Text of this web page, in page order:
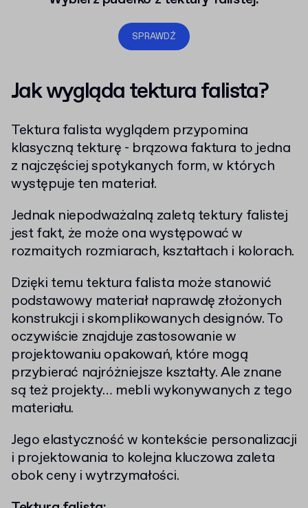
SPRAWDŹ
Jak wygląda tektura falista?
Tektura falista wyglądem przypomina
klasyczną tekturę - brązowa faktura to jedna
z najczęściej spotykanych form, w których
występuje ten materiał.
Jednak niepodważalną zaletą tektury falistej
jest fakt, że może ona występować w
rozmaitych rozmiarach, kształtach i kolorach.
Dzięki temu tektura falista może stanowić
podstawowy materiał naprawdę złożonych
konstrukcji i skomplikowanych designów. To
oczywiście znajduje zastosowanie w
projektowaniu opakowań, które mogą
przybierać najróżniejsze kształty. Ale znane
są też projekty… mebli wykonywanych z tego
materiału.
Jego elastyczność w kontekście personalizacji
i projektowania to kolejna kluczowa zaleta
obok ceny i wytrzymałości.